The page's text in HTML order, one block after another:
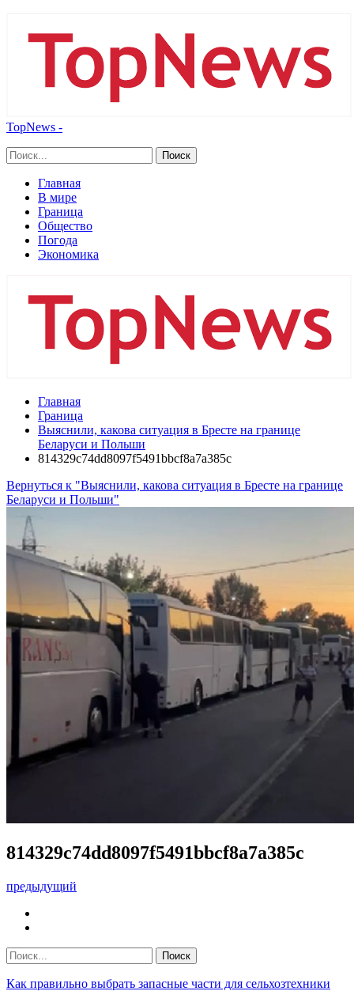
TopNews -
Главная
В мире
Граница
Общество
Погода
Экономика
Главная
Граница
Выяснили, какова ситуация в Бресте на границе
Беларуси и Польши
814329c74dd8097f5491bbcf8a7a385c
Вернуться к "Выяснили, какова ситуация в Бресте на границе
Беларуси и Польши"
814329c74dd8097f5491bbcf8a7a385c
предыдущий
Как правильно выбрать запасные части для сельхозтехники